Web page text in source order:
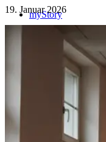
myStory
People
19. Januar 2026